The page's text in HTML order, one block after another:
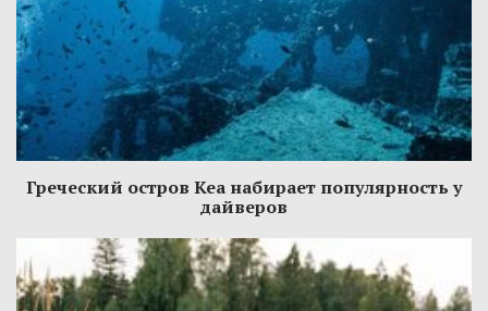
Греческий остров Кеа набирает популярность у
дайверов